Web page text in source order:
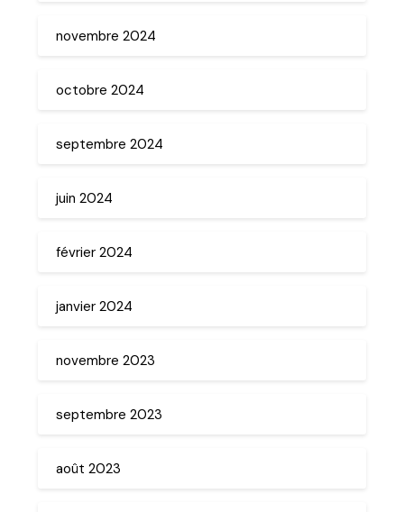
novembre 2024
octobre 2024
septembre 2024
juin 2024
février 2024
janvier 2024
novembre 2023
septembre 2023
août 2023